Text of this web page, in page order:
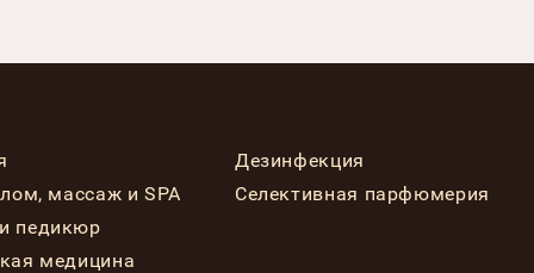
массаж и SPA
педикюр
медицина
Дезинфекция
Селективная парфюмерия